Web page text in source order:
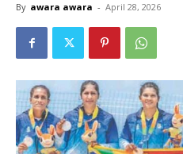
By awara awara - April 28, 2026